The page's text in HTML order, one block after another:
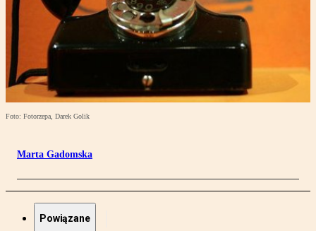
Foto: Fotorzepa, Darek Golik
Marta Gadomska
Powiązane